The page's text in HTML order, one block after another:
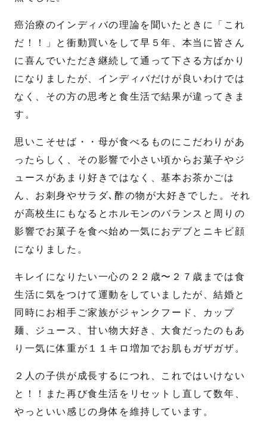
癌治療のインディバの理論を聞いたときに「これ
だ！！」と衝動買いをして早５年、本当に皆さん
に喜んでいただき継続して通って下さる方ばかり
になりましたが、インディバだけが良いわけでは
なく、その方の思考と食生活で結果が違ってきま
す。
思いこそせば・・母が食べるものにこだわりがあ
ったらしく、その影響で小さい頃からお菓子やジ
ュースがあまり好きではなく、基本お茶かごは
ん、お刺身やサラダ､酢の物が大好きでした。それ
が高校生にもなるとホルモンのバランスと周りの
影響でお菓子を食べ始め一気におデブとニキビ顔
になりました。
キレイになりたい一心の２２歳〜２７歳までは食
生活に気をつけて運動をしていましたが、結婚と
同時にお相手ご家族がジャンクフード、カップ
麺、ジュース、甘い物大好き、大食だったのもあ
り一気に体重が１１キロ増加でお肌もガザガザ。
２人の子供が成長するにつれ、これではいけない
と！！また再び食生活をリセットし直して数年、
やっといい感じの身体を維持しています。